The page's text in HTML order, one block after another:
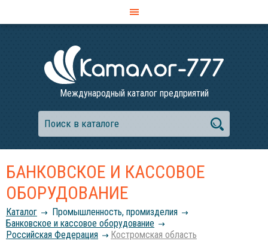
Международный каталог предприятий
БАНКОВСКОЕ И КАССОВОЕ
ОБОРУДОВАНИЕ
Каталог
Промышленность, промизделия
Банковское и кассовое оборудование
Российcкая Федерация
Костромская область